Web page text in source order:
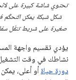
تحتوي شاشة كبيرة على
شكل شبكة يمكن التحكّم
صغيرة على شريط تنقّل
يؤدي تقسيم واجهة
نشاطك في وقت
دورة حياة أو أعلى،